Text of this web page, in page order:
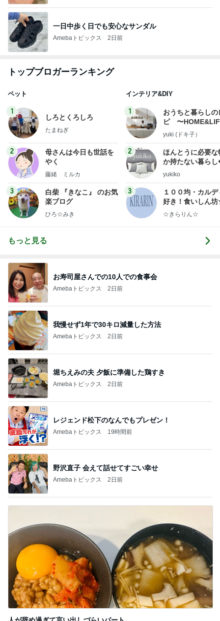
一日中歩く日でも安心なサンダル
Amebaトピックス 2日前
トップブロガーランキング
ペット
1
しろとくろしろ
たまねぎ
2
母さんは今日も世話を
やく
藤緒 ミルカ
3
白柴 『きなこ』 のお気
楽ブログ
ひろ☆みき
インテリア&DIY
1
おうちと暮らしの
ピ 〜
yuki (ドキ子）
2
ほんとうに必要な
か持たない暮ら
ep Life Simple◆
yukiko
3
１００均・カルデ
好き！食いしん
らりん☆のブログ
☆きらりん☆
もっと見る
お寿司屋さんでの10人での食事会
Amebaトピックス 2日前
我慢せず1年で30キロ減量した方法
Amebaトピックス 2日前
堀ちえみの夫 夕飯に準備した鶏すき
Amebaトピックス 2日前
レジェンド松下のなんでもプレゼン！
Amebaトピックス 19時間前
野沢直子 会えて話せてすごい幸せ
Amebaトピックス 2日前